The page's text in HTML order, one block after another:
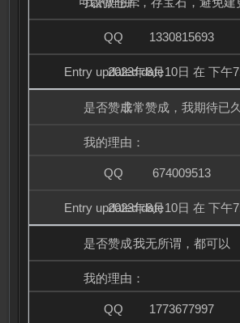
1330815693
2023年8月10日 在 下午
非常赞成，我期待已久
674009513
2023年8月10日 在 下午
我无所谓，都可以
1773677997